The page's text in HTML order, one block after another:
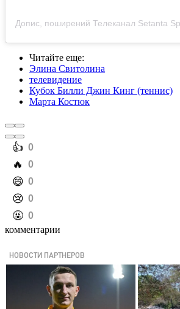
Читайте еще:
Элина Свитолина
телевидение
Кубок Билли Джин Кинг (теннис)
Марта Костюк
️👍 0
️🔥 0
️😄 0
️😢 0
️🤬 0
комментарии